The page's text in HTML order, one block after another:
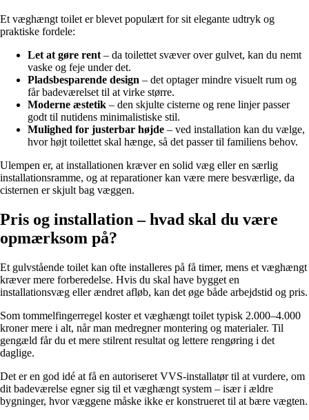
Et væghængt toilet er blevet populært for sit elegante udtryk og
praktiske fordele:
Let at gøre rent – da toilettet svæver over gulvet, kan du nemt
vaske og feje under det.
Pladsbesparende design – det optager mindre visuelt rum og
får badeværelset til at virke større.
Moderne æstetik – den skjulte cisterne og rene linjer passer
godt til nutidens minimalistiske stil.
Mulighed for justerbar højde – ved installation kan du vælge,
hvor højt toilettet skal hænge, så det passer til familiens behov.
Ulempen er, at installationen kræver en solid væg eller en særlig
installationsramme, og at reparationer kan være mere besværlige, da
cisternen er skjult bag væggen.
Pris og installation – hvad skal du være
opmærksom på?
Et gulvstående toilet kan ofte installeres på få timer, mens et væghængt
kræver mere forberedelse. Hvis du skal have bygget en
installationsvæg eller ændret afløb, kan det øge både arbejdstid og pris.
Som tommelfingerregel koster et væghængt toilet typisk 2.000–4.000
kroner mere i alt, når man medregner montering og materialer. Til
gengæld får du et mere stilrent resultat og lettere rengøring i det
daglige.
Det er en god idé at få en autoriseret VVS-installatør til at vurdere, om
dit badeværelse egner sig til et væghængt system – især i ældre
bygninger, hvor væggene måske ikke er konstrueret til at bære vægten.